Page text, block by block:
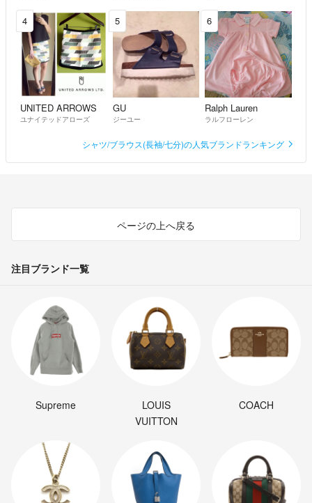
4
UNITED ARROWS
ユナイテッドアローズ
5
GU
ジーユー
6
Ralph Lauren
ラルフローレン
シャツ/ブラウス(長袖/七分)の人気ブランドランキング
ページの上へ戻る
注目ブランド一覧
Supreme
LOUIS
VUITTON
COACH